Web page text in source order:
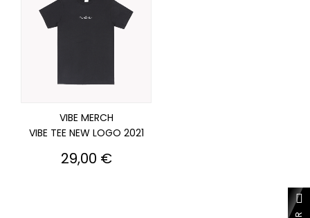
VIBE MERCH
VIBE TEE NEW LOGO 2021
Prix
29,00 €